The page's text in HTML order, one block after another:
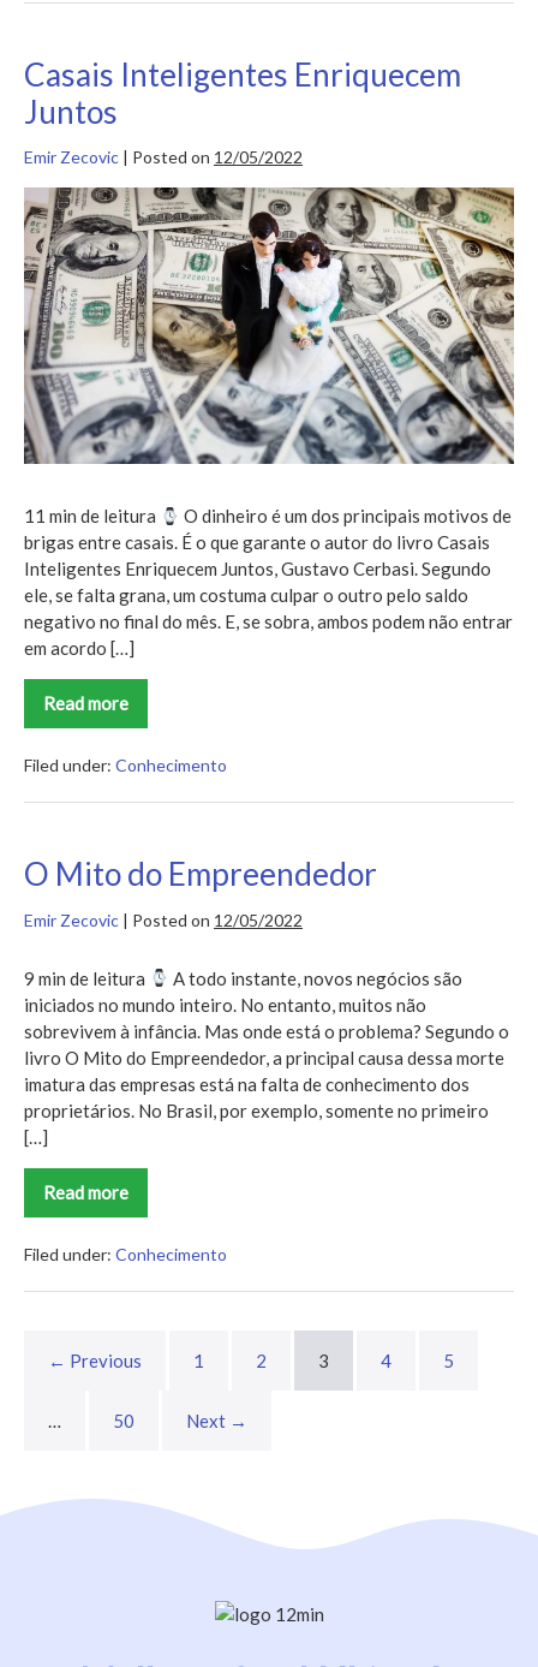
Casais Inteligentes Enriquecem
Juntos
Emir Zecovic | Posted on 12/05/2022
Casais
Inteligentes
Enriquecem
Juntos
11 min de leitura
O dinheiro é um dos principais motivos de
brigas entre casais. É o que garante o autor do livro Casais
Inteligentes Enriquecem Juntos, Gustavo Cerbasi. Segundo
ele, se falta grana, um costuma culpar o outro pelo saldo
negativo no final do mês. E, se sobra, ambos podem não entrar
em acordo […]
Read more
Casais
Inteligentes
Juntos
Filed under: Conhecimento
O Mito do Empreendedor
Emir Zecovic | Posted on 12/05/2022
9 min de leitura
A todo instante, novos negócios são
iniciados no mundo inteiro. No entanto, muitos não
sobrevivem à infância. Mas onde está o problema? Segundo o
livro O Mito do Empreendedor, a principal causa dessa morte
imatura das empresas está na falta de conhecimento dos
proprietários. No Brasil, por exemplo, somente no primeiro
[…]
Read more
O
Mito
Empreendedor
Filed under: Conhecimento
← Previous 1 2 3 4 5
… 50 Next →